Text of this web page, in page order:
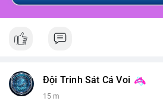
Đội Trinh Sát Cá Voi
15 m